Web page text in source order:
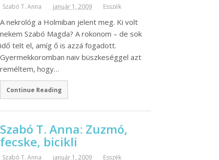
Szabó T. Anna január 1, 2009 Esszék
A nekrológ a Holmiban jelent meg. Ki volt
nekem Szabó Magda? A rokonom – de sok
idő telt el, amíg ő is azzá fogadott.
Gyermekkoromban naiv büszkeséggel azt
reméltem, hogy…
Continue Reading
Szabó T. Anna: Zuzmó,
fecske, bicikli
Szabó T. Anna január 1, 2009 Esszék